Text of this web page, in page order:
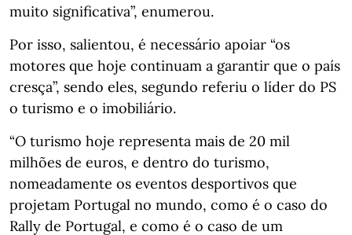
muito significativa”, enumerou.
Por isso, salientou, é necessário apoiar “os
motores que hoje continuam a garantir que o país
cresça”, sendo eles, segundo referiu o líder do PS
o turismo e o imobiliário.
“O turismo hoje representa mais de 20 mil
milhões de euros, e dentro do turismo,
nomeadamente os eventos desportivos que
projetam Portugal no mundo, como é o caso do
Rally de Portugal, e como é o caso de um